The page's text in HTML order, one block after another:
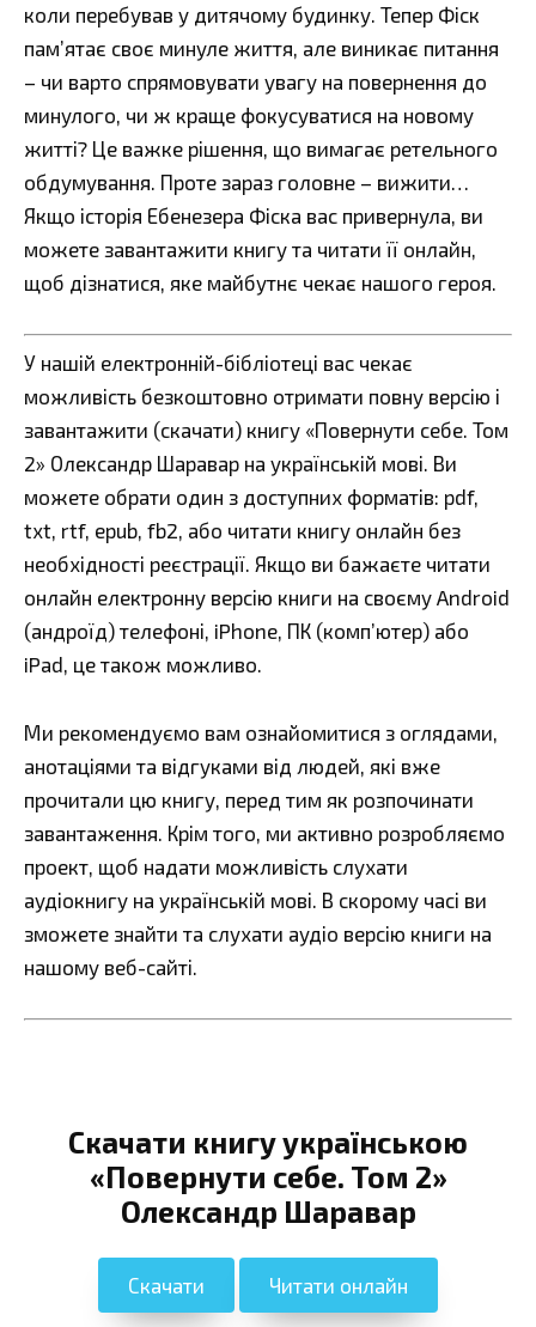
коли перебував у дитячому будинку. Тепер Фіск
пам’ятає своє минуле життя, але виникає питання
– чи варто спрямовувати увагу на повернення до
минулого, чи ж краще фокусуватися на новому
житті? Це важке рішення, що вимагає ретельного
обдумування. Проте зараз головне – вижити…
Якщо історія Ебенезера Фіска вас привернула, ви
можете завантажити книгу та читати її онлайн,
щоб дізнатися, яке майбутнє чекає нашого героя.
У нашій електронній-бібліотеці вас чекає
можливість безкоштовно отримати повну версію і
завантажити (скачати) книгу «Повернути себе. Том
2» Олександр Шаравар на українській мові. Ви
можете обрати один з доступних форматів: pdf,
txt, rtf, epub, fb2, або читати книгу онлайн без
необхідності реєстрації. Якщо ви бажаєте читати
онлайн електронну версію книги на своєму Android
(андроїд) телефоні, iPhone, ПК (комп’ютер) або
iPad, це також можливо.
Ми рекомендуємо вам ознайомитися з оглядами,
анотаціями та відгуками від людей, які вже
прочитали цю книгу, перед тим як розпочинати
завантаження. Крім того, ми активно розробляємо
проект, щоб надати можливість слухати
аудіокнигу на українській мові. В скорому часі ви
зможете знайти та слухати аудіо версію книги на
нашому веб-сайті.
Скачати книгу українською
«Повернути себе. Том 2»
Олександр Шаравар
Скачати Читати онлайн